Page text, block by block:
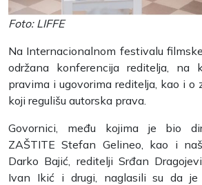
Foto: LIFFE
Na Internacionalnom festivalu
održana konferencija reditelja, na
pravima i ugovorima reditelja, kao i o
koji regulišu autorska prava.
Govornici, među kojima je bio
ZAŠTITE Stefan Gelineo, kao i
Darko Bajić, reditelji Srđan
Ivan Ikić i drugi, naglasili su da je